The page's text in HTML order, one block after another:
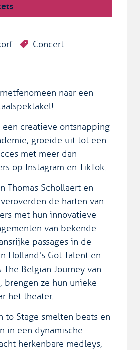
Concert
naar een
een creatieve ontsnapping
groeide uit tot een
met meer dan
op Instagram en TikTok.
Thomas Schollaert en
de harten van
met hun innovatieve
van bekende
passages in de
Holland's Got Talent en
Belgian Journey van
brengen ze hun unieke
het theater.
to Stage smelten beats en
in een dynamische
herkenbare medleys,